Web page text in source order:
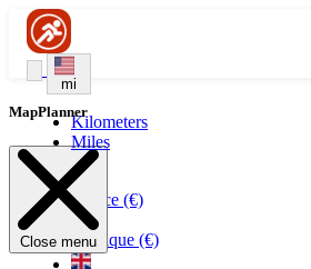
mi
Kilometers
Miles
France (€)
Belgique (€)
MapPlanner
Close menu